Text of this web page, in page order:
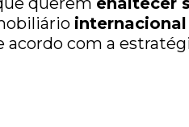
internacional
acordo com a